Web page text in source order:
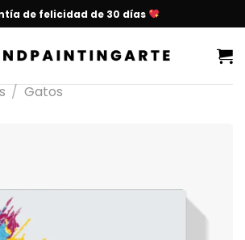
de felicidad de 30 días
/ Gatos